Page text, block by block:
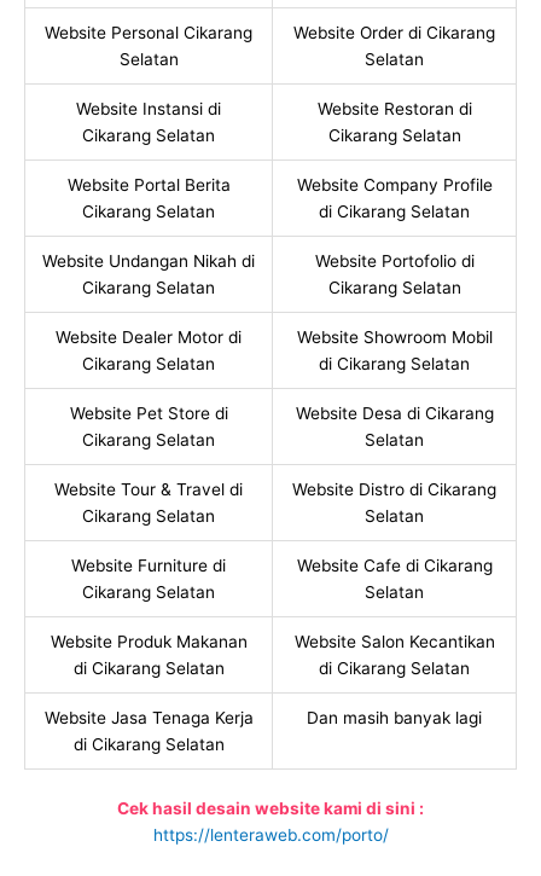
Website Personal Cikarang
Selatan
Website Order di Cikarang
Selatan
Website Instansi di
Cikarang Selatan
Website Restoran di
Cikarang Selatan
Website Portal Berita
Cikarang Selatan
Website Company Profile
di Cikarang Selatan
Website Undangan Nikah di
Cikarang Selatan
Website Portofolio di
Cikarang Selatan
Website Dealer Motor di
Cikarang Selatan
Website Showroom Mobil
di Cikarang Selatan
Website Pet Store di
Cikarang Selatan
Website Desa di Cikarang
Selatan
Website Tour & Travel di
Cikarang Selatan
Website Distro di Cikarang
Selatan
Website Furniture di
Cikarang Selatan
Website Cafe di Cikarang
Selatan
Website Produk Makanan
di Cikarang Selatan
Website Salon Kecantikan
di Cikarang Selatan
Website Jasa Tenaga Kerja
di Cikarang Selatan
Dan masih banyak lagi
Cek hasil desain website kami di sini :
https://lenteraweb.com/porto/